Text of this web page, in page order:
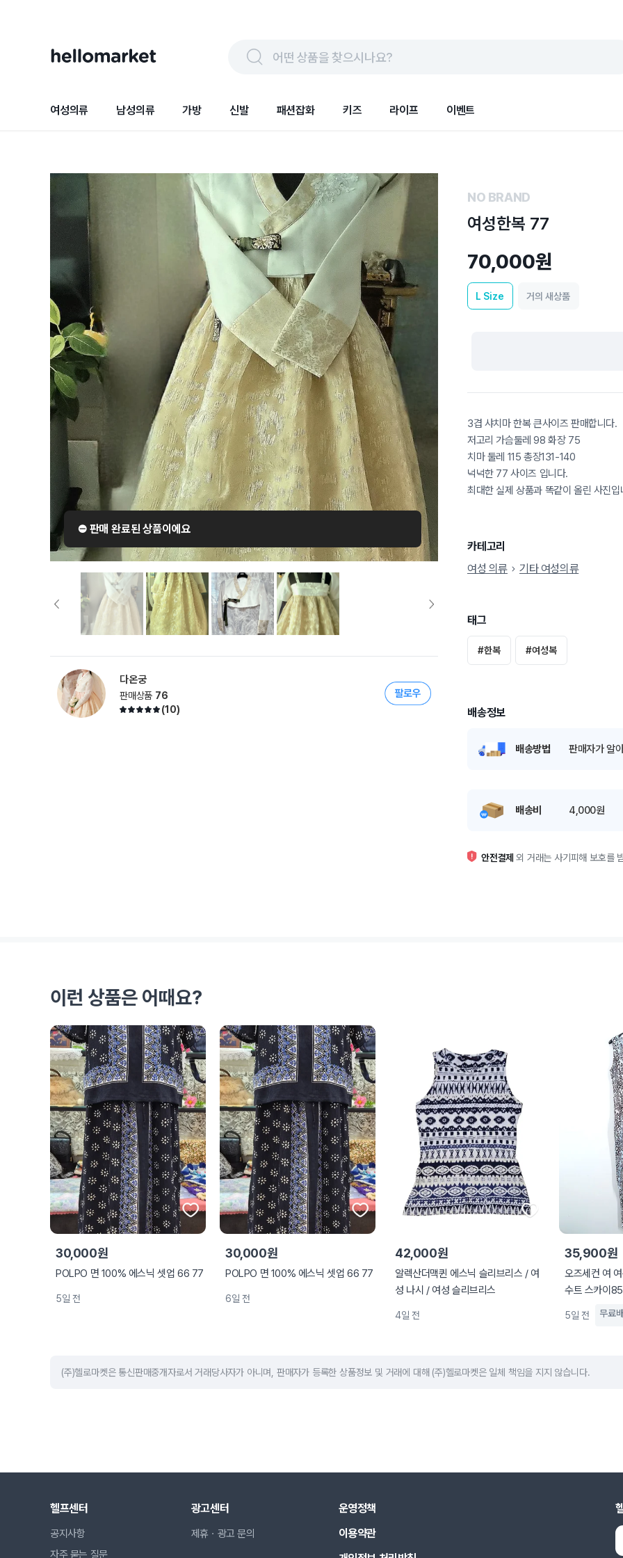
어떤 상품을 찾으시나요?
여성의류 남성의류 가방 신발 패션잡화 키즈 라이프 이벤트
⛔️ 판매 완료된 상품이에요
다온궁
판매상품 76
(10)
NO BRAND
여성한복 77
70,000원
L Size 거의 새상품
3겹 샤치마 한복 큰사이즈 판매합니다.
저고리 가슴둘레 98 화장 75
치마 둘레 115 총장131-140
넉넉한 77 사이즈 입니다.
최대한 실제 상품과 똑같이 올린 사진입
카테고리
여성 의류
기타 여성의류
태그
#한복 #여성복
배송정보
배송방법 판매자가 알
배송비 4,000원
안전결제 외 거래는 사기피해 보호를
이런 상품은 어때요?
30,000원
POLPO 면 100% 에스닉 셋업 66 77
5일 전
30,000원
POLPO 면 100% 에스닉 셋업 66 77
6일 전
42,000원
알렉산더맥퀸 에스닉 슬리브리스 / 여
성 나시 / 여성 슬리브리스
4일 전
35,900원
오즈세컨 여
수트 스카이
5일 전 무료
(주)헬로마켓은 통신판매중개자로서 거래당사자가 아니며, 판매자가 등록한 상품정보 및 거래에 대해 (주)헬로마켓은 일체 책임을 지지 않습니다.
헬프센터
공지사항
자주 묻는 질문
광고센터
제휴ㆍ광고 문의
운영정책
이용약관